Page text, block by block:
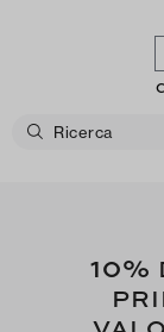
10%